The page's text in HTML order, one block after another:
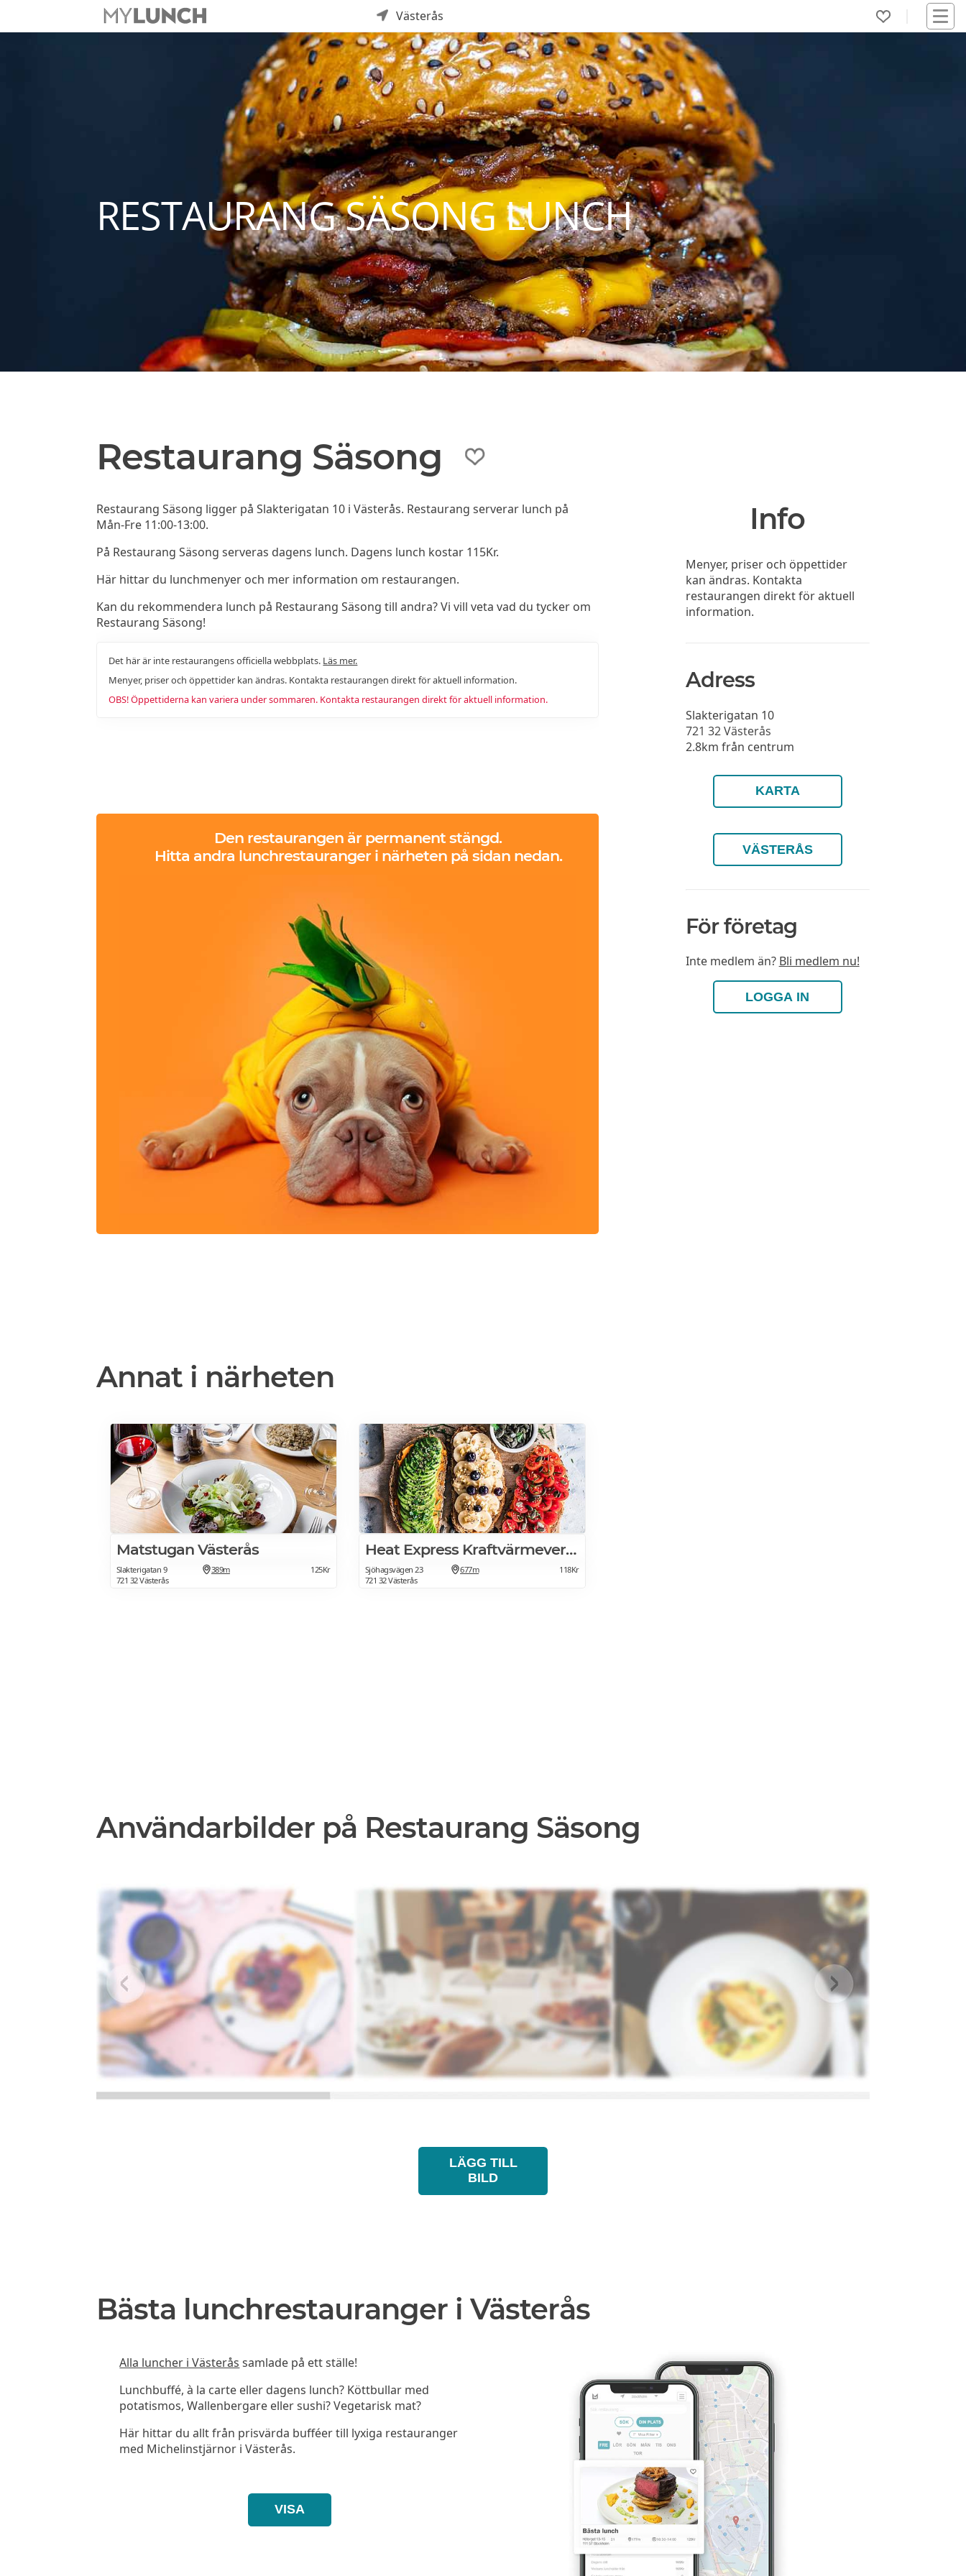
Västerås
RESTAURANG SÄSONG LUNCH
Restaurang Säsong
Restaurang Säsong ligger på Slakterigatan 10 i Västerås. Restaurang serverar lunch på
Mån-Fre 11:00-13:00.
På Restaurang Säsong serveras dagens lunch. Dagens lunch kostar 115Kr.
Här hittar du lunchmenyer och mer information om restaurangen.
Kan du rekommendera lunch på Restaurang Säsong till andra? Vi vill veta vad du tycker om
Restaurang Säsong!
Det här är inte restaurangens officiella webbplats. Läs mer.
Menyer, priser och öppettider kan ändras. Kontakta restaurangen direkt för aktuell information.
OBS! Öppettiderna kan variera under sommaren. Kontakta restaurangen direkt för aktuell information.
Den restaurangen är permanent stängd.
Hitta andra lunchrestauranger i närheten på sidan nedan.
Annat i närheten
Matstugan Västerås
Slakterigatan 9
721 32 Västerås
389m 125Kr
Heat Express Kraftvärmeverket
Sjöhagsvägen 23
721 32 Västerås
677m 118Kr
Info
Menyer, priser och öppettider
kan ändras. Kontakta
restaurangen direkt för aktuell
information.
Adress
Slakterigatan 10
721 32 Västerås
2.8km från centrum
KARTA
VÄSTERÅS
För företag
Inte medlem än? Bli medlem nu!
LOGGA IN
Användarbilder på Restaurang Säsong
LÄGG TILL
BILD
Bästa lunchrestauranger i Västerås
Alla luncher i Västerås samlade på ett ställe!
Lunchbuffé, à la carte eller dagens lunch? Köttbullar med
potatismos, Wallenbergare eller sushi? Vegetarisk mat?
Här hittar du allt från prisvärda bufféer till lyxiga restauranger
med Michelinstjärnor i Västerås.
VISA